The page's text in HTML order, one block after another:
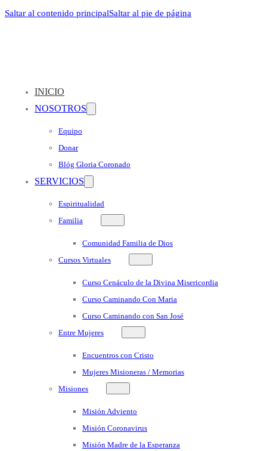
Saltar al contenido principalSaltar al pie de página
INICIO
NOSOTROS
Equipo
Donar
Blóg Gloria Coronado
SERVICIOS
Espiritualidad
Familia
Comunidad Familia de Dios
Cursos Virtuales
Curso Cenáculo de la Divina Misericordia
Curso Caminando Con Maria
Curso Caminando con San José
Entre Mujeres
Encuentros con Cristo
Mujeres Misioneras / Memorias
Misiones
Misión Adviento
Misión Coronavirus
Misión Madre de la Esperanza